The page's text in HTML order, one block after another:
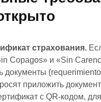
страхования.
Copagos» и «Sin
документы
приложить
с QR-кодом,